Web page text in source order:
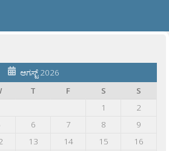
ಆಗಸ್ಟ್ 2026
T F S
S
1
2
6 7 8
9
13 14 15
16